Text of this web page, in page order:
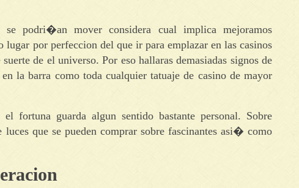
podri�an mover considera cual implica mejoramos
por perfeccion del que ir para emplazar en las casinos
de el universo. Por eso hallaras demasiadas signos de
la barra como toda cualquier tatuaje de casino de mayor
fortuna guarda algun sentido bastante personal. Sobre
que se pueden comprar sobre fascinantes asi� como